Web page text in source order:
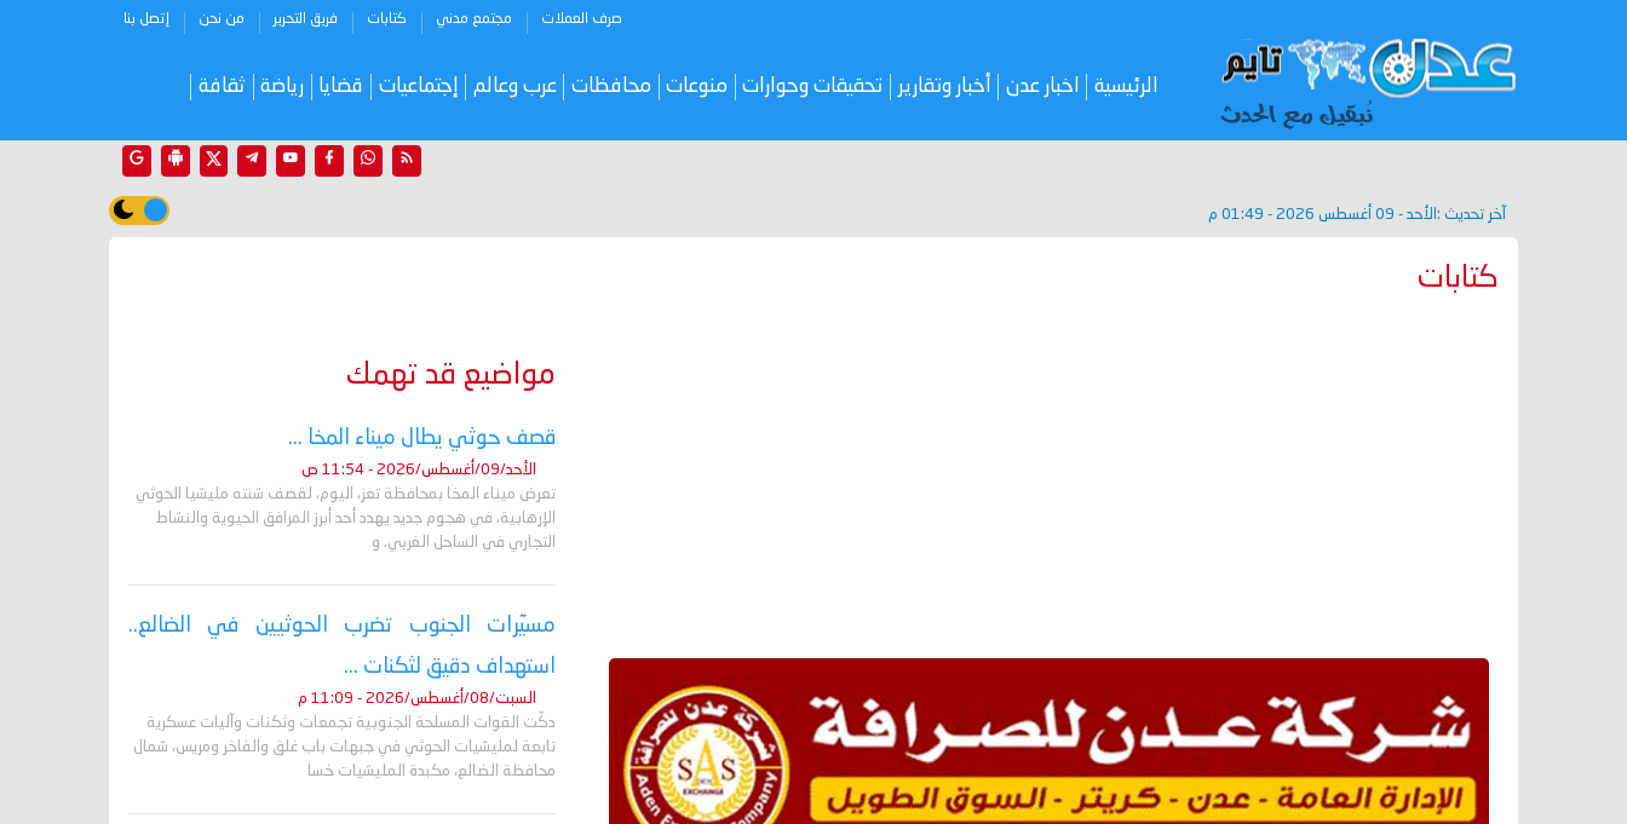
صرف العملات مجتمع مدني كتابات فريق التحرير من نحن إتصل بنا
الرئيسية اخبار عدن أخبار وتقارير تحقيقات وحوارات منوعات محافظات عرب وعالم إجتماعيات قضايا رياضة ثقافة
آخر تحديث : الأحد - 09 أغسطس 2026 - 01:49 م
كتابات
مواضيع قد تهمك
قصف حوثي يطال ميناء المخا ...
الأحد/09/أغسطس/2026 - 11:54 ص
تعرض ميناء المخا بمحافظة تعز، اليوم، لقصف شنته مليشيا الحوثي
الإرهابية، في هجوم جديد يهدد أحد أبرز المرافق الحيوية والنشاط
التجاري في الساحل الغربي. و
مسيّرات الجنوب تضرب الحوثيين في الضالع..
استهداف دقيق لثكنات ...
السبت/08/أغسطس/2026 - 11:09 م
دكّت القوات المسلحة الجنوبية تجمعات وثكنات وآليات عسكرية
تابعة لمليشيات الحوثي في جبهات باب غلق والفاخر ومريس، شمال
محافظة الضالع، مكبدة المليشيات خسا